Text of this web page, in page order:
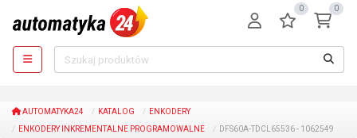
0 0
AUTOMATYKA24 KATALOG
ENKODERY
ENKODERY INKREMENTALNE PROGRAMOWALNE
DFS60A-TDCL65536 - 1062549